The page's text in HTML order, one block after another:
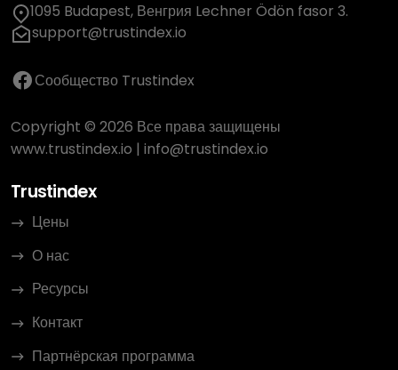
1095 Budapest, Венгрия Lechner Ödön fasor 3.
support@trustindex.io
Сообщество Trustindex
Copyright © 2026 Все права защищены
www.trustindex.io | info@trustindex.io
Trustindex
Цены
О нас
Ресурсы
Контакт
Партнёрская программа